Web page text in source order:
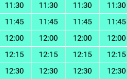
11:30 11:30 11:30
11:30
11:45 11:45 11:45
11:45
12:00 12:00 12:00
12:00
12:15 12:15 12:15
12:15
12:30 12:30 12:30
12:30